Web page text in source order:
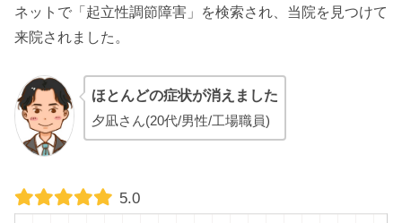
ネットで「起立性調節障害」を検索され、当院を見つけて
来院されました。
ほとんどの症状が消えました
夕凪さん(20代/男性/工場職員)
5.0